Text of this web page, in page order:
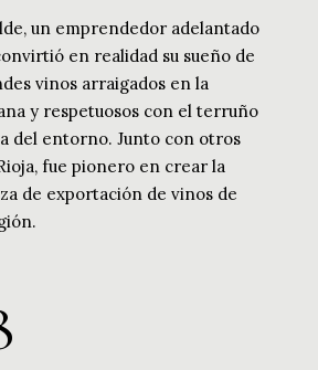
un emprendedor adelantado
en realidad su sueño de
vinos arraigados en la
y respetuosos con el terruño
del entorno. Junto con otros
fue pionero en crear la
de exportación de vinos de